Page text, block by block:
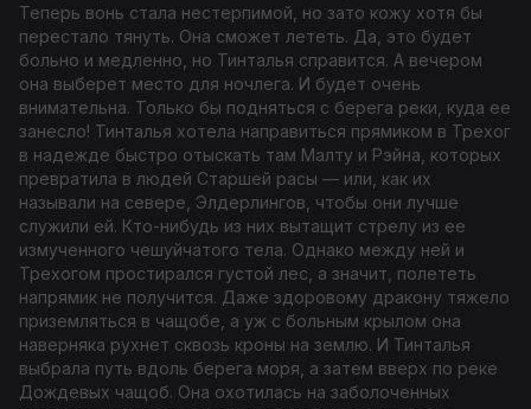
Теперь вонь стала нестерпимой, но зато кожу хотя бы
перестало тянуть. Она сможет лететь. Да, это будет
больно и медленно, но Тинталья справится. А вечером
она выберет место для ночлега. И будет очень
внимательна. Только бы подняться с берега реки, куда ее
занесло! Тинталья хотела направиться прямиком в Трехог
в надежде быстро отыскать там Малту и Рэйна, которых
превратила в людей Старшей расы — или, как их
называли на севере, Элдерлингов, чтобы они лучше
служили ей. Кто-нибудь из них вытащит стрелу из ее
измученного чешуйчатого тела. Однако между ней и
Трехогом простирался густой лес, а значит, полететь
напрямик не получится. Даже здоровому дракону тяжело
приземляться в чащобе, а уж с больным крылом она
наверняка рухнет сквозь кроны на землю. И Тинталья
выбрала путь вдоль берега моря, а затем вверх по реке
Дождевых чащоб. Она охотилась на заболоченных